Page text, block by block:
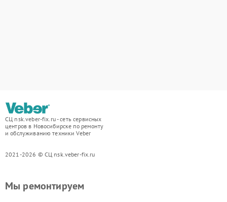
СЦ nsk.veber-fix.ru - сеть сервисных
центров в Новосибирске по ремонту
и обслуживанию техники Veber
2021-2026 © СЦ nsk.veber-fix.ru
Мы ремонтируем